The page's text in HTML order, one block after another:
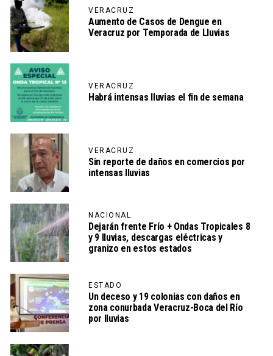
VERACRUZ
Aumento de Casos de Dengue en
Veracruz por Temporada de Lluvias
VERACRUZ
Habrá intensas lluvias el fin de semana
VERACRUZ
Sin reporte de daños en comercios por
intensas lluvias
NACIONAL
Dejarán frente Frío + Ondas Tropicales 8
y 9 lluvias, descargas eléctricas y
granizo en estos estados
ESTADO
Un deceso y 19 colonias con daños en
zona conurbada Veracruz-Boca del Río
por lluvias